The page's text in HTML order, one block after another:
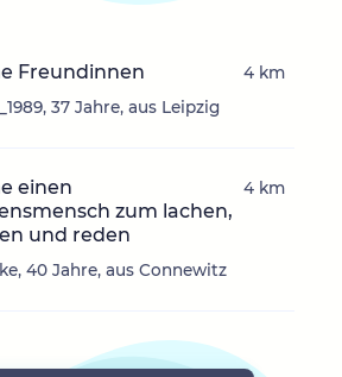
Freundinnen
37 Jahre, aus Leipzig
4 km
einen
zum lachen,
und reden
40 Jahre, aus Connewitz
4 km